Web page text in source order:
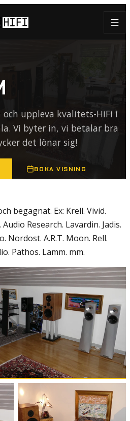
uppleva kvalitets-HiFi i
Vi byter in, vi betalar bra
det lönar sig!
BOKA VISNING
begagnat. Ex: Krell. Vivid.
Research. Lavardin. Jadis.
Nordost. A.R.T. Moon. Rell.
Pathos. Lamm. mm.